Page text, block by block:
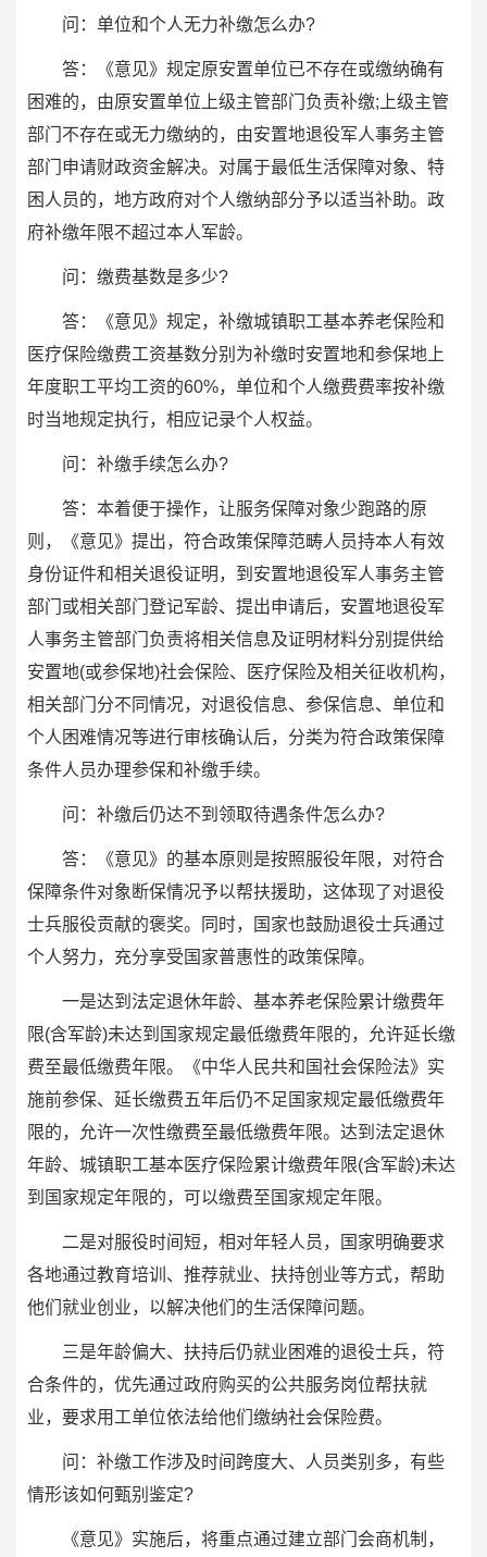
问：单位和个人无力补缴怎么办?
答：《意见》规定原安置单位已不存在或缴纳确有
困难的，由原安置单位上级主管部门负责补缴;上级主管
部门不存在或无力缴纳的，由安置地退役军人事务主管
部门申请财政资金解决。对属于最低生活保障对象、特
困人员的，地方政府对个人缴纳部分予以适当补助。政
府补缴年限不超过本人军龄。
问：缴费基数是多少?
答：《意见》规定，补缴城镇职工基本养老保险和
医疗保险缴费工资基数分别为补缴时安置地和参保地上
年度职工平均工资的60%，单位和个人缴费费率按补缴
时当地规定执行，相应记录个人权益。
问：补缴手续怎么办?
答：本着便于操作，让服务保障对象少跑路的原
则，《意见》提出，符合政策保障范畴人员持本人有效
身份证件和相关退役证明，到安置地退役军人事务主管
部门或相关部门登记军龄、提出申请后，安置地退役军
人事务主管部门负责将相关信息及证明材料分别提供给
安置地(或参保地)社会保险、医疗保险及相关征收机构，
相关部门分不同情况，对退役信息、参保信息、单位和
个人困难情况等进行审核确认后，分类为符合政策保障
条件人员办理参保和补缴手续。
问：补缴后仍达不到领取待遇条件怎么办?
答：《意见》的基本原则是按照服役年限，对符合
保障条件对象断保情况予以帮扶援助，这体现了对退役
士兵服役贡献的褒奖。同时，国家也鼓励退役士兵通过
个人努力，充分享受国家普惠性的政策保障。
一是达到法定退休年龄、基本养老保险累计缴费年
限(含军龄)未达到国家规定最低缴费年限的，允许延长缴
费至最低缴费年限。《中华人民共和国社会保险法》实
施前参保、延长缴费五年后仍不足国家规定最低缴费年
限的，允许一次性缴费至最低缴费年限。达到法定退休
年龄、城镇职工基本医疗保险累计缴费年限(含军龄)未达
到国家规定年限的，可以缴费至国家规定年限。
二是对服役时间短，相对年轻人员，国家明确要求
各地通过教育培训、推荐就业、扶持创业等方式，帮助
他们就业创业，以解决他们的生活保障问题。
三是年龄偏大、扶持后仍就业困难的退役士兵，符
合条件的，优先通过政府购买的公共服务岗位帮扶就
业，要求用工单位依法给他们缴纳社会保险费。
问：补缴工作涉及时间跨度大、人员类别多，有些
情形该如何甄别鉴定?
《意见》实施后，将重点通过建立部门会商机制，